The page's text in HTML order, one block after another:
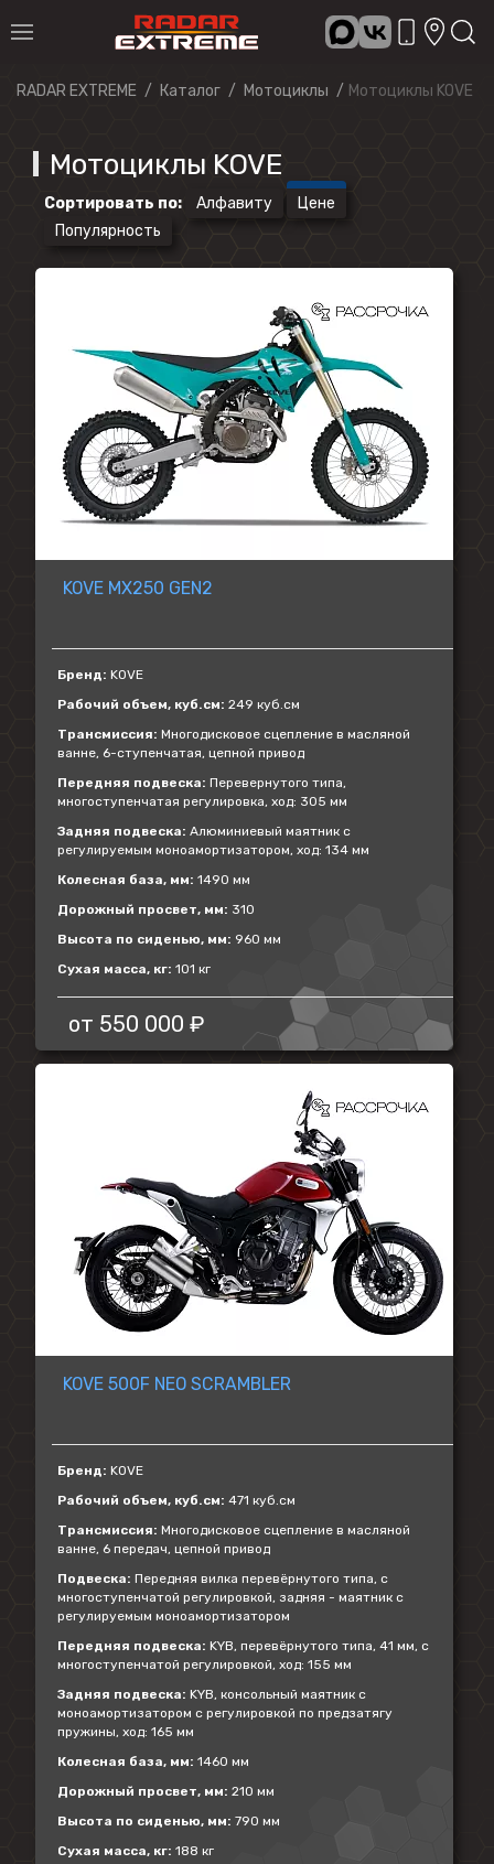
RADAR EXTREME Каталог Мотоциклы Мотоциклы KOVE
Мотоциклы KOVE
Сортировать по: Алфавиту
Цене
Популярность
KOVE MX250 GEN2
Бренд: KOVE
Рабочий объем, куб.см: 249 куб.см
Трансмиссия: Многодисковое сцепление в масляной
ванне, 6-ступенчатая, цепной привод
Передняя подвеска: Перевернутого типа,
многоступенчатая регулировка, ход: 305 мм
Задняя подвеска: Алюминиевый маятник с
регулируемым моноамортизатором, ход: 134 мм
Колесная база, мм: 1490 мм
Дорожный просвет, мм: 310
Высота по сиденью, мм: 960 мм
Сухая масса, кг: 101 кг
от 550 000 ₽
KOVE 500F NEO SCRAMBLER
Бренд: KOVE
Рабочий объем, куб.см: 471 куб.см
Трансмиссия: Многодисковое сцепление в масляной
ванне, 6 передач, цепной привод
Подвеска: Передняя вилка перевёрнутого типа, с
многоступенчатой регулировкой, задняя - маятник с
регулируемым моноамортизатором
Передняя подвеска: KYB, перевёрнутого типа, 41 мм, с
многоступенчатой регулировкой, ход: 155 мм
Задняя подвеска: KYB, консольный маятник с
моноамортизатором с регулировкой по предзатягу
пружины, ход: 165 мм
Колесная база, мм: 1460 мм
Дорожный просвет, мм: 210 мм
Высота по сиденью, мм: 790 мм
Сухая масса, кг: 188 кг